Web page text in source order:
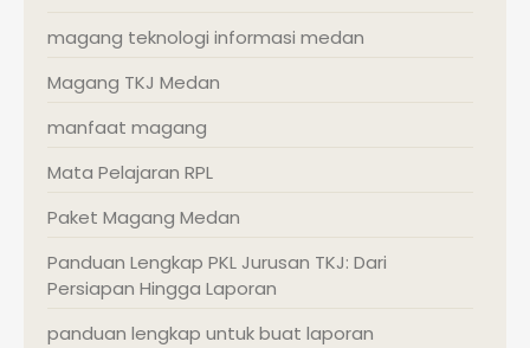
magang teknologi informasi medan
Magang TKJ Medan
manfaat magang
Mata Pelajaran RPL
Paket Magang Medan
Panduan Lengkap PKL Jurusan TKJ: Dari
Persiapan Hingga Laporan
panduan lengkap untuk buat laporan